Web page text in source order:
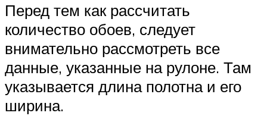
Перед тем как рассчитать
количество обоев, следует
внимательно рассмотреть все
данные, указанные на рулоне. Там
указывается длина полотна и его
ширина.